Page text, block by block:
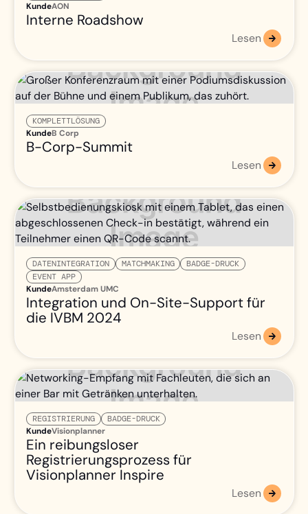
KundeAON
Interne Roadshow
Lesen
KOMPLETTLÖSUNG
KundeB Corp
B-Corp-Summit
Lesen
DATENINTEGRATION MATCHMAKING
BADGE-DRUCK
EVENT APP
KundeAmsterdam UMC
Integration und On-Site-Support für
die IVBM 2024
Lesen
REGISTRIERUNG
BADGE-DRUCK
KundeVisionplanner
Ein reibungsloser
Registrierungsprozess für
Visionplanner Inspire
Lesen